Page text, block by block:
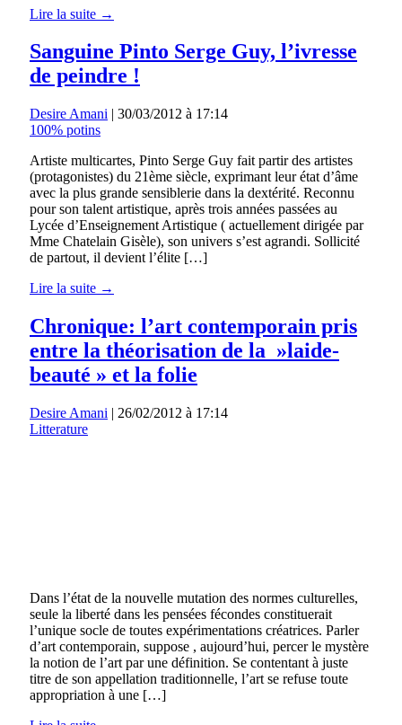
Lire la suite →
Sanguine Pinto Serge Guy, l’ivresse
de peindre !
Desire Amani | 30/03/2012 à 17:14
100% potins
Artiste multicartes, Pinto Serge Guy fait partir des artistes
(protagonistes) du 21ème siècle, exprimant leur état d’âme
avec la plus grande sensiblerie dans la dextérité. Reconnu
pour son talent artistique, après trois années passées au
Lycée d’Enseignement Artistique ( actuellement dirigée par
Mme Chatelain Gisèle), son univers s’est agrandi. Sollicité
de partout, il devient l’élite […]
Lire la suite →
Chronique: l’art contemporain pris
entre la théorisation de la »laide-
beauté » et la folie
Desire Amani | 26/02/2012 à 17:14
Litterature
Dans l’état de la nouvelle mutation des normes culturelles,
seule la liberté dans les pensées fécondes constituerait
l’unique socle de toutes expérimentations créatrices. Parler
d’art contemporain, suppose , aujourd’hui, percer le mystère
la notion de l’art par une définition. Se contentant à juste
titre de son appellation traditionnelle, l’art se refuse toute
appropriation à une […]